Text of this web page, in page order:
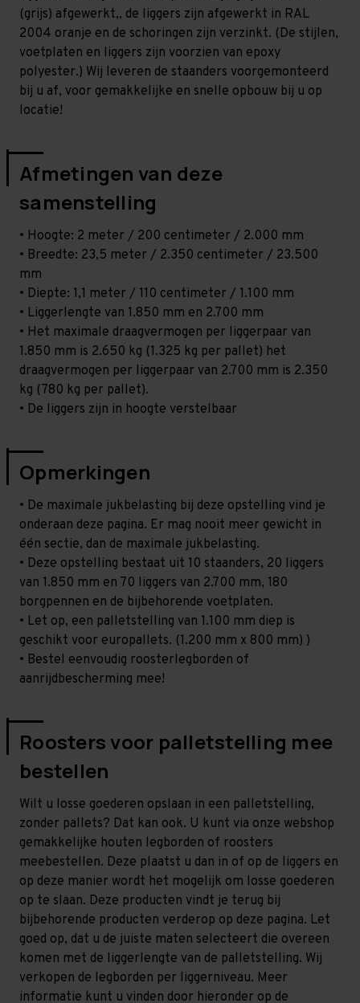
(grijs) afgewerkt,, de liggers zijn afgewerkt in RAL
2004 oranje en de schoringen zijn verzinkt. (De stijlen,
voetplaten en liggers zijn voorzien van epoxy
polyester.) Wij leveren de staanders voorgemonteerd
bij u af, voor gemakkelijke en snelle opbouw bij u op
locatie!
Afmetingen van deze
samenstelling
• Hoogte: 2 meter / 200 centimeter / 2.000 mm
• Breedte: 23,5 meter / 2.350 centimeter / 23.500
mm
• Diepte: 1,1 meter / 110 centimeter / 1.100 mm
• Liggerlengte van 1.850 mm en 2.700 mm
• Het maximale draagvermogen per liggerpaar van
1.850 mm is 2.650 kg (1.325 kg per pallet) het
draagvermogen per liggerpaar van 2.700 mm is 2.350
kg (780 kg per pallet).
• De liggers zijn in hoogte verstelbaar
Opmerkingen
• De maximale jukbelasting bij deze opstelling vind je
onderaan deze pagina. Er mag nooit meer gewicht in
één sectie, dan de maximale jukbelasting.
• Deze opstelling bestaat uit 10 staanders, 20 liggers
van 1.850 mm en 70 liggers van 2.700 mm, 180
borgpennen en de bijbehorende voetplaten.
• Let op, een palletstelling van 1.100 mm diep is
geschikt voor europallets. (1.200 mm x 800 mm) )
• Bestel eenvoudig roosterlegborden of
aanrijdbescherming mee!
Roosters voor palletstelling mee
bestellen
Wilt u losse goederen opslaan in een palletstelling,
zonder pallets? Dat kan ook. U kunt via onze webshop
gemakkelijke houten legborden of roosters
meebestellen. Deze plaatst u dan in of op de liggers en
op deze manier wordt het mogelijk om losse goederen
op te slaan. Deze producten vindt je terug bij
bijbehorende producten verderop op deze pagina. Let
goed op, dat u de juiste maten selecteert die overeen
komen met de liggerlengte van de palletstelling. Wij
verkopen de legborden per liggerniveau. Meer
informatie kunt u vinden door hieronder op de